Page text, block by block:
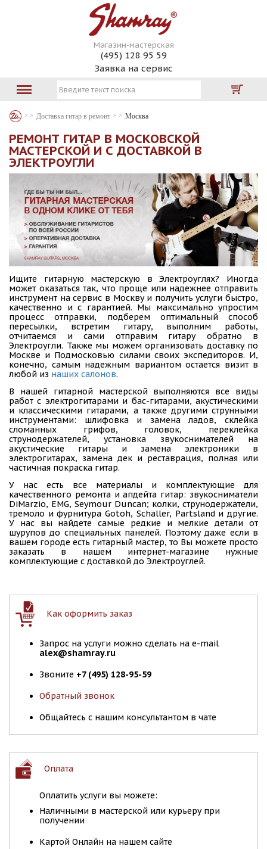
Магазин-мастерская
(495) 128 95 59
Заявка на сервис
Доставка гитар в ремонт Москва
РЕМОНТ ГИТАР В МОСКОВСКОЙ
МАСТЕРСКОЙ И С ДОСТАВКОЙ В
ЭЛЕКТРОУГЛИ
Ищите гитарную мастерскую в Электроуглях? Иногда
может оказаться так, что проще или надежнее отправить
инструмент на сервис в Москву и получить услуги быстро,
качественно и с гарантией. Мы максимально упростим
процесс отправки, подберем оптимальный способ
пересылки, встретим гитару, выполним работы,
отчитаемся и сами отправим гитару обратно в
Электроугли. Также мы можем организовать доставку по
Москве и Подмосковью силами своих экспедиторов. И,
конечно, самым надежным вариантом остается визит в
любой из наших салонов.
В нашей гитарной мастерской выполняются все виды
работ с электрогитарами и бас-гитарами, акустическими
и классическими гитарами, а также другими струнными
инструментами: шлифовка и замена ладов, склейка
сломанных грифов, головок, переклейка
струнодержателей, установка звукоснимателей на
акустические гитары и замена электроники в
электрогитарах, замена дек и реставрация, полная или
частичная покраска гитар.
У нас есть все материалы и комплектующие для
качественного ремонта и апдейта гитар: звукосниматели
DiMarzio, EMG, Seymour Duncan; колки, струнодержатели,
тремоло и фурнитура Gotoh, Schaller, Partsland и другие.
У нас вы найдете самые редкие и мелкие детали от
шурупов до специальных панелей. Поэтому даже если в
вашем городе есть гитарный мастер, то Вы можете просто
заказать в нашем интернет-магазине нужные
комплектующие с доставкой до Электроуглей.
Как оформить заказ
Запрос на услуги можно сделать на e-mail
alex@shamray.ru
Звоните +7 (495) 128-95-59
Обратный звонок
Общайтесь с нашим консультантом в чате
Оплата
Оплатить услуги вы можете:
Наличными в мастерской или курьеру при
получении
Картой Онлайн на нашем сайте